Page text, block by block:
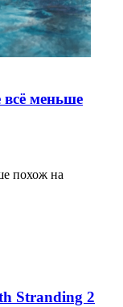
меньше
похож на
Stranding 2